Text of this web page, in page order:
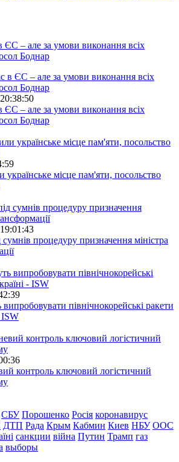
ЄС – але за умови виконання всіх
Боднар
ЄС – але за умови виконання всіх
Боднар
місце пам'яти, посольство
процедуру призначення міністра
північнокорейські ракети
ISW
контроль ключовий логістичний
СБУ Порошенко Росія коронавирус
ДТП Рада Крым Кабмин Киев НБУ ООС
санкции війна Путин Трамп газ
выборы